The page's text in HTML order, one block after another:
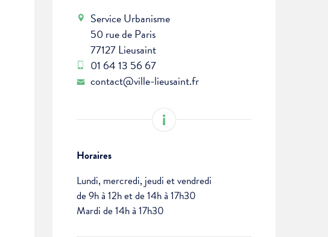
Service Urbanisme
50 rue de Paris
77127 Lieusaint
01 64 13 56 67
contact@ville-lieusaint.fr
Horaires
Lundi, mercredi, jeudi et vendredi
de 9h à 12h et de 14h à 17h30
Mardi de 14h à 17h30